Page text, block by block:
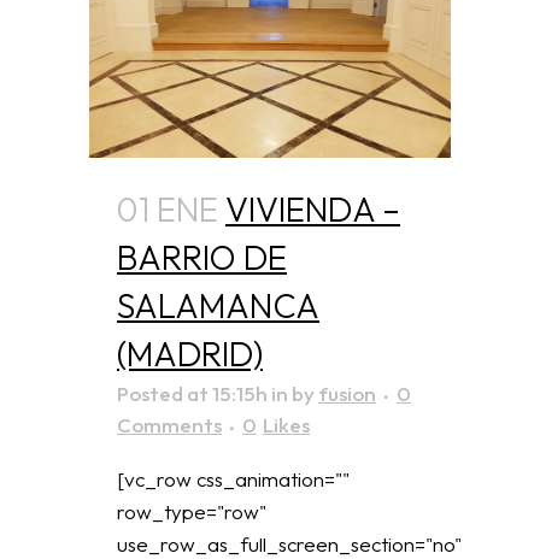
01 ENE VIVIENDA –
BARRIO DE
SALAMANCA
(MADRID)
Posted at 15:15h in byfusion
0
Comments
0 Likes
[vc_row css_animation=""
row_type="row"
use_row_as_full_screen_section="no"